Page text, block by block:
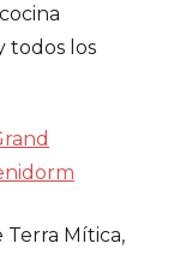
todos los
Terra Mítica,